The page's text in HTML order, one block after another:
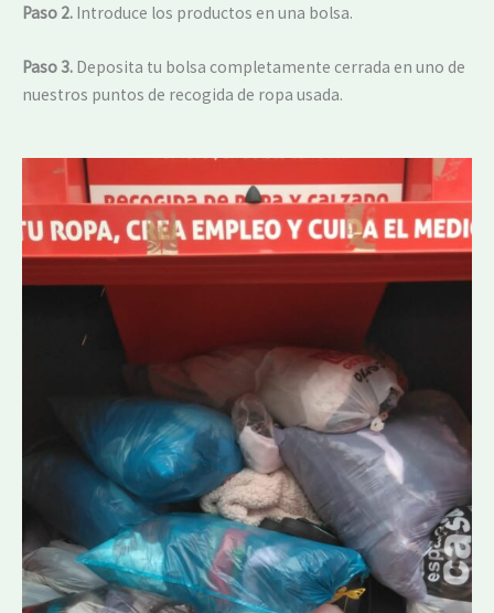
Paso 2. Introduce los productos en una bolsa.
Paso 3. Deposita tu bolsa completamente cerrada en uno de
nuestros puntos de recogida de ropa usada.